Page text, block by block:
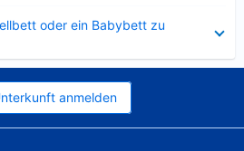
oder ein Babybett zu
anmelden